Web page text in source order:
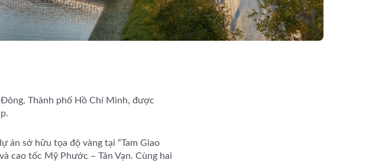
Thành phố Hồ Chí Minh, được
án sở hữu tọa độ vàng tại “Tam Giao
cao tốc Mỹ Phước – Tân Vạn. Cùng hai